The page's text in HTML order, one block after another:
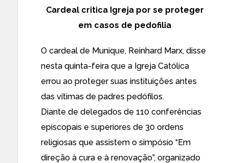
Cardeal critica Igreja por se proteger
em casos de pedofilia
O cardeal de Munique, Reinhard Marx, disse
nesta quinta-feira que a Igreja Católica
errou ao proteger suas instituições antes
das vítimas de padres pedófilos.
Diante de delegados de 110 conferências
episcopais e superiores de 30 ordens
religiosas que assistem o simpósio “Em
direção à cura e à renovação”, organizado